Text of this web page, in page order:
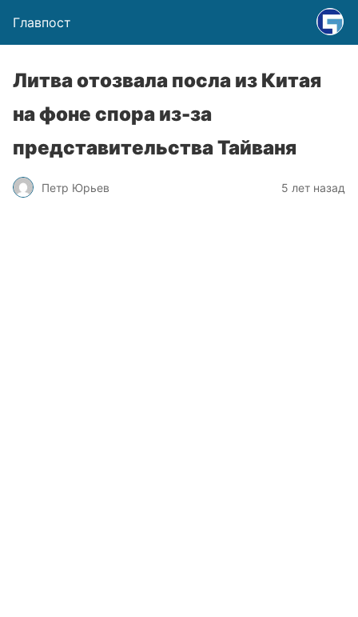
Главпост
Литва отозвала посла из Китая
на фоне спора из-за
представительства Тайваня
Петр Юрьев 5 лет назад